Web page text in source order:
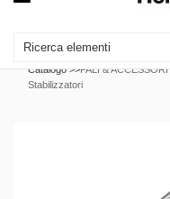
Catalogo >>PALI & ACCESSORI
Stabilizzatori